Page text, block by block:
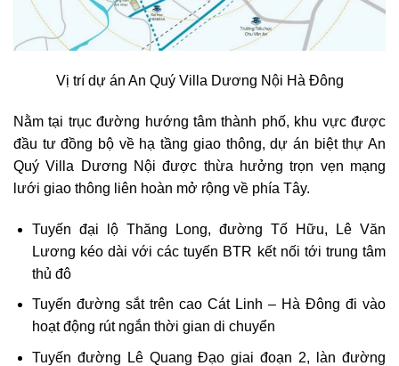
Vị trí dự án An Quý Villa Dương Nội Hà Đông
Nằm tại trục đường hướng tâm thành phố, khu vực được
đầu tư đồng bộ về hạ tầng giao thông, dự án biệt thự An
Quý Villa Dương Nội được thừa hưởng trọn vẹn mạng
lưới giao thông liên hoàn mở rộng về phía Tây.
Tuyến đại lộ Thăng Long, đường Tố Hữu, Lê Văn
Lương kéo dài với các tuyến BTR kết nối tới trung tâm
thủ đô
Tuyến đường sắt trên cao Cát Linh – Hà Đông đi vào
hoạt động rút ngắn thời gian di chuyển
Tuyến đường Lê Quang Đạo giai đoạn 2, làn đường